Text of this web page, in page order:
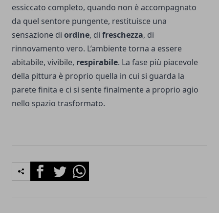
essiccato completo, quando non è accompagnato
da quel sentore pungente, restituisce una
sensazione di ordine, di freschezza, di
rinnovamento vero. L’ambiente torna a essere
abitabile, vivibile, respirabile. La fase più piacevole
della pittura è proprio quella in cui si guarda la
parete finita e ci si sente finalmente a proprio agio
nello spazio trasformato.
FacebookTwitterWhatsapp